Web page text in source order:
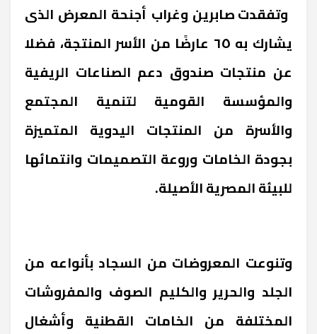
وتفقدت صابرين وغراب أجنحة المعرض الذى
يشارك به ٦٥ عارضًا من الأسر المنتجة، فضلا
عن منتجات صندوق دعم الصناعات الريفية
والمؤسسة القومية لتنمية المجتمع
والأسرة من المنتجات اليدوية المتميزة
بجودة الخامات وروعة التصميمات وانتمائها
للبيئة المصرية الأصيلة.
وتنوعت المعروضات من السجاد بأنواعه من
الجلد والحرير والكليم الصوف والمفروشات
المختلفة من الخامات القطنية وأشغال